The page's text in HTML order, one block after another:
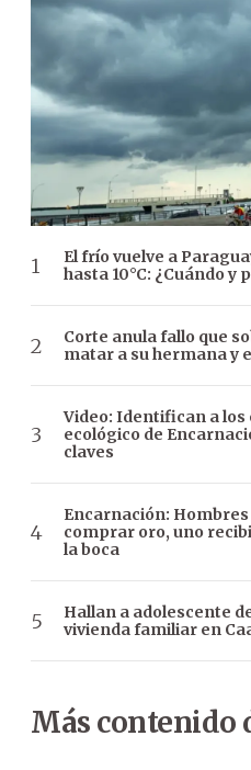
El frío vuelve a
hasta 10°C: ¿Cuándo y
Corte anula fallo que
matar a su hermana y
Video: Identifican a los
ecológico de
claves
Encarnación:
comprar oro, uno
la boca
Hallan a adolescente
vivienda familiar en
Más contenido